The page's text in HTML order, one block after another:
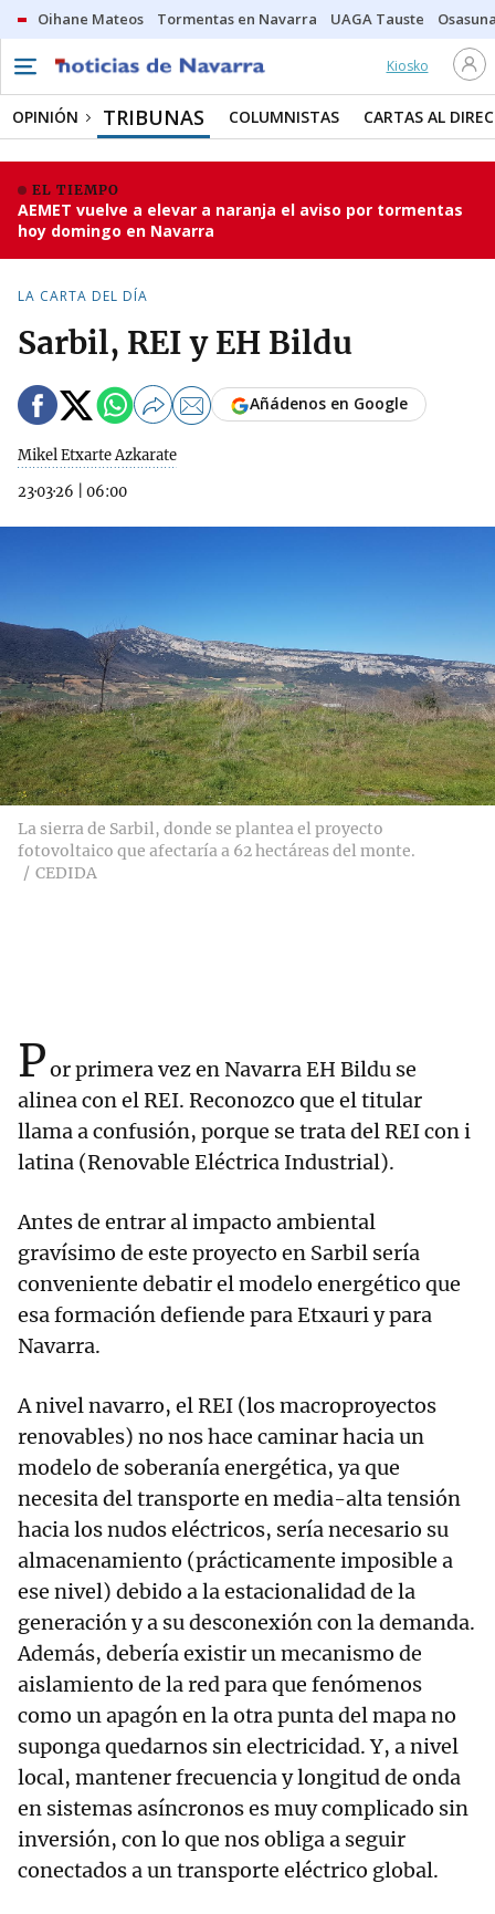
Oihane Mateos Tormentas en Navarra UAGA Tauste
Kiosko
OPINIÓN TRIBUNAS COLUMNISTAS CARTAS AL
EL TIEMPO
AEMET vuelve a elevar a naranja el aviso por tormentas
hoy domingo en Navarra
LA CARTA DEL DÍA
Sarbil, REI y EH Bildu
Mikel Etxarte Azkarate
23·03·26
06:00
Añádenos en Google
La sierra de Sarbil, donde se plantea el proyecto
fotovoltaico que afectaría a 62 hectáreas del monte.
CEDIDA
Por primera vez en Navarra EH Bildu se
alinea con el REI. Reconozco que el titular
llama a confusión, porque se trata del REI con i
latina (Renovable Eléctrica Industrial).
Antes de entrar al impacto ambiental
gravísimo de este proyecto en Sarbil sería
conveniente debatir el modelo energético que
esa formación defiende para Etxauri y para
Navarra.
A nivel navarro, el REI (los macroproyectos
renovables) no nos hace caminar hacia un
modelo de soberanía energética, ya que
necesita del transporte en media-alta tensión
hacia los nudos eléctricos, sería necesario su
almacenamiento (prácticamente imposible a
ese nivel) debido a la estacionalidad de la
generación y a su desconexión con la demanda.
Además, debería existir un mecanismo de
aislamiento de la red para que fenómenos
como un apagón en la otra punta del mapa no
suponga quedarnos sin electricidad. Y, a nivel
local, mantener frecuencia y longitud de onda
en sistemas asíncronos es muy complicado sin
inversión, con lo que nos obliga a seguir
conectados a un transporte eléctrico global.